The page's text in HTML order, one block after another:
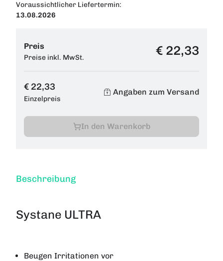
Voraussichtlicher Liefertermin:
13.08.2026
Preis
Preise inkl. MwSt. € 22,33
€ 22,33
Einzelpreis
Angaben zum Versand
In den Warenkorb
Beschreibung
Systane ULTRA
Beugen Irritationen vor